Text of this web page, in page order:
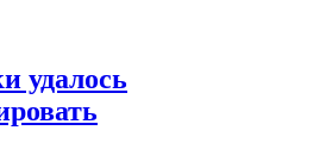
удалось